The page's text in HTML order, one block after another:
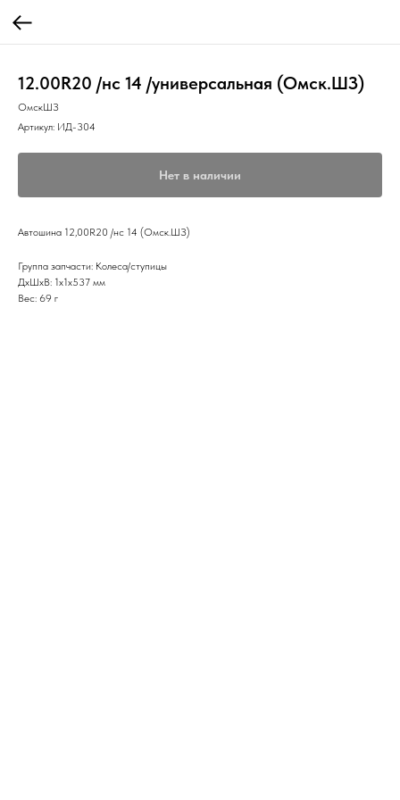
12.00R20 /нс 14 /универсальная (Омск.ШЗ)
ОмскШЗ
Артикул: ИД-304
Нет в наличии
Автошина 12,00R20 /нс 14 (Омск.ШЗ)
Группа запчасти: Колеса/ступицы
ДxШxВ: 1x1x537 мм
Вес: 69 г